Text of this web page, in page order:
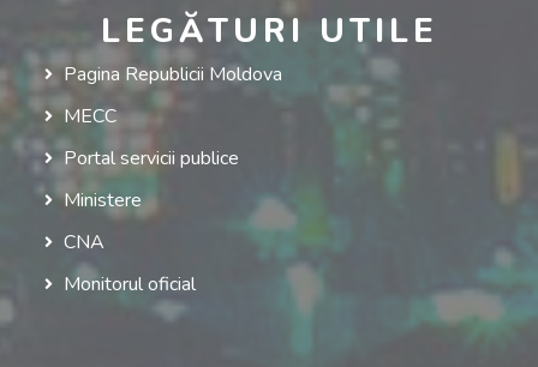
LEGĂTURI UTILE
Pagina Republicii Moldova
MECC
Portal servicii publice
Ministere
CNA
Monitorul oficial